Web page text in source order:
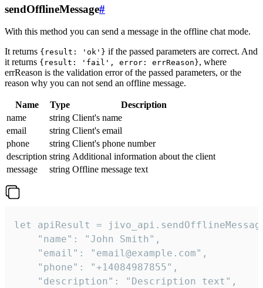
sendOfflineMessage#
With this method you can send a message in the offline chat mode.
It returns {result: 'ok'} if the passed parameters are correct. And
it returns {result: 'fail', error: errReason}, where
errReason is the validation error of the passed parameters, or the
reason why you can not send an offline message.
Name Type
Description
name
string Client's name
email
string Client's email
phone
string Client's phone number
description string Additional information about the client
message
string Offline message text
let apiResult =
    "name": "John Smith",
    "email": "email@example.com",
    "phone": "+14084987855",
    "description": "Description text",